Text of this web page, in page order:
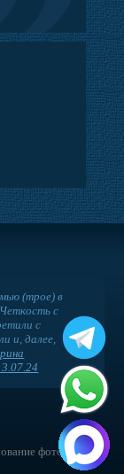
(трое) в
с
с
и, далее,
фотографий